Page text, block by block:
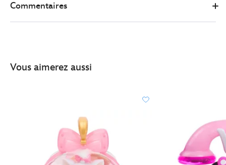
http://schema.org/InStock
Commentaires
Vous aimerez aussi